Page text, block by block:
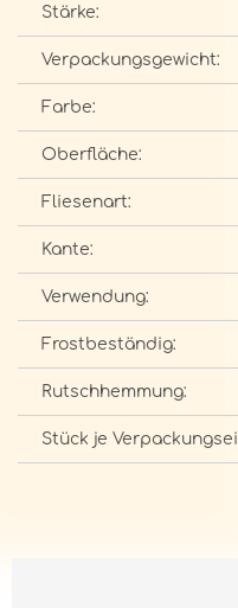
Stärke:
Verpackungsgewicht:
Farbe:
Oberfläche:
Fliesenart:
Kante:
Verwendung:
Frostbeständig:
Rutschhemmung:
Stück je